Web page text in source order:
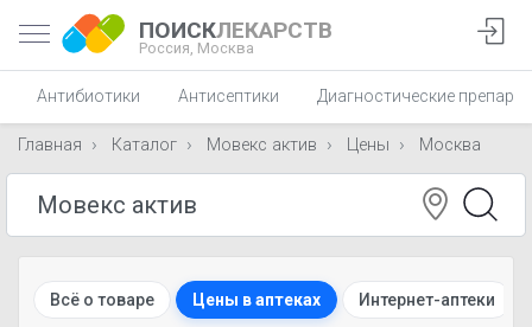
ПОИСКЛЕКАРСТВ
Россия, Москва
Антибиотики Антисептики Диагностические
Главная Каталог Мовекс актив Цены Москва
Всё о товаре Цены в аптеках Интернет-аптеки